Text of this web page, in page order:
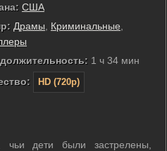
США
Драмы Криминальные
1 ч 34 мин
HD (720p)
чьи дети были застрелены,